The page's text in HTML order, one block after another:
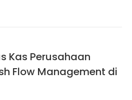
Kas Perusahaan
Flow Management di